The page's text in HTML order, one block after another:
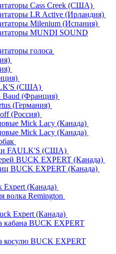
Cass Creek (США)
LR Active (Ирландия)
Milenium (Испания)
MUNDI SOUND
голоса
(США)
(Франция)
(Германия)
(Россия)
Mick Lacy (Канада)
Mick Lacy (Канада)
FAULK'S (США)
BUCK EXPERT (Канада)
BUCK EXPERT (Канада)
(Канада)
волка Remington
Expert (Канада)
кабана BUCK EXPERT
косулю BUCK EXPERT